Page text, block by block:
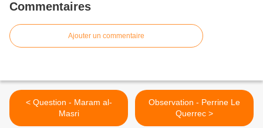
Commentaires
Ajouter un commentaire
< Question - Maram al-
Masri
Observation - Perrine Le
Querrec >